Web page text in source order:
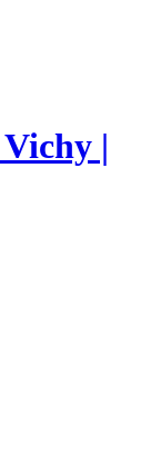
Vichy |